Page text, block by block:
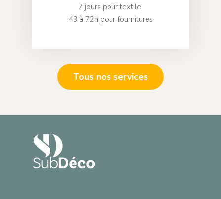
7 jours pour textile,
48 à 72h pour fournitures
Tous nos services